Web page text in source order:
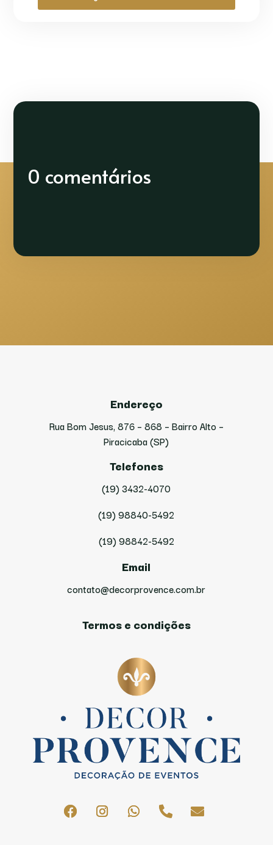
0 comentários
Endereço
Rua Bom Jesus, 876 – 868 – Bairro Alto –
Piracicaba (SP)
Telefones
(19) 3432-4070
(19) 98840-5492
(19) 98842-5492
Email
contato@decorprovence.com.br
Termos e condições